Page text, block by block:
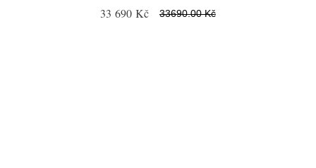
33 690 Kč 33690.00 Kč